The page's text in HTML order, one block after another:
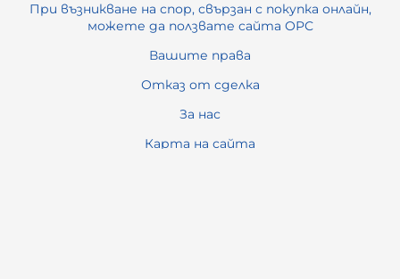
При възникване на спор, свързан с покупка онлайн,
можете да ползвате сайта ОРС
Вашите права
Отказ от сделка
За нас
Карта на сайта